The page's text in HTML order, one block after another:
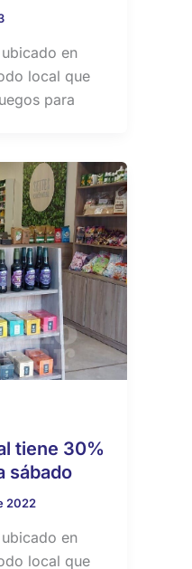
en
local que
para
tiene 30%
sábado
2022
en
local que